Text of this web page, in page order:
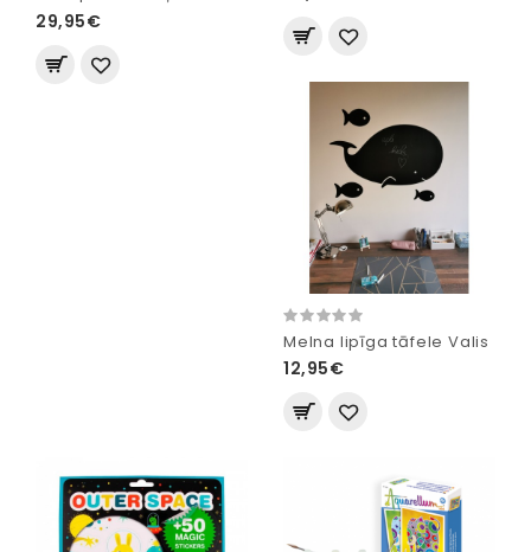
29,95€
Melna lipīga tāfele Valis
12,95€